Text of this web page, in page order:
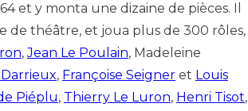
et y monta une dizaine de pièces. Il
de théâtre, et joua plus de 300 rôles,
,Jean Le Poulain, Madeleine
, Françoise Seigner et Louis
Piéplu, Thierry Le Luron, Henri Tisot,